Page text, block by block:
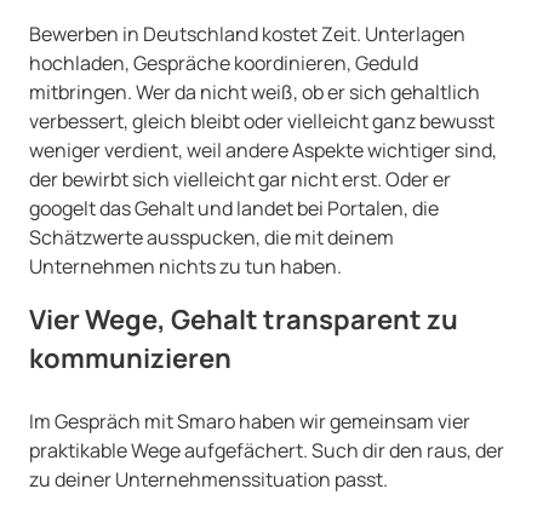
Bewerben in Deutschland kostet Zeit. Unterlagen
hochladen, Gespräche koordinieren, Geduld
mitbringen. Wer da nicht weiß, ob er sich gehaltlich
verbessert, gleich bleibt oder vielleicht ganz bewusst
weniger verdient, weil andere Aspekte wichtiger sind,
der bewirbt sich vielleicht gar nicht erst. Oder er
googelt das Gehalt und landet bei Portalen, die
Schätzwerte ausspucken, die mit deinem
Unternehmen nichts zu tun haben.
Vier Wege, Gehalt transparent zu
kommunizieren
Im Gespräch mit Smaro haben wir gemeinsam vier
praktikable Wege aufgefächert. Such dir den raus, der
zu deiner Unternehmenssituation passt.